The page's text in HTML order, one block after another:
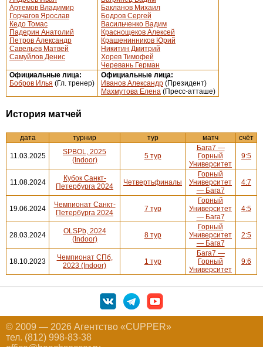
Артемов Владимир
Горчагов Ярослав
Кедо Томас
Падерин Анатолий
Петров Александр
Савельев Матвей
Самуйлов Денис
Бакланов Михаил
Бодров Сергей
Васильченко Вадим
Краснощеков Алексей
Крашенинников Юрий
Никитин Дмитрий
Хорев Тимофей
Черевань Герман
Официальные лица:
Бобров Илья (Гл. тренер)
Официальные лица:
Иванов Александр (Президент)
Махмутова Елена (Пресс-атташе)
История матчей
дата турнир тур матч счёт
11.03.2025
SPBOL, 2025
(Indoor)
5 тур
Бага7 —
Горный
Университет
9:5
11.08.2024
Кубок Санкт-
Петербурга 2024
Четвертьфиналы
Горный
Университет
— Бага7
4:7
19.06.2024
Чемпионат Санкт-
Петербурга 2024
7 тур
Горный
Университет
— Бага7
4:5
28.03.2024
OLSPb, 2024
(Indoor)
8 тур
Горный
Университет
— Бага7
2:5
18.10.2023
Чемпионат СПб,
2023 (Indoor)
1 тур
Бага7 —
Горный
Университет
9:6
© 2009 — 2026 Агентство «CUPPER»
тел. (812) 998-83-38